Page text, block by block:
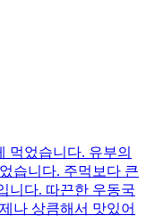
먹었습니다. 유부의
습니다. 주먹보다 큰
니다. 따끈한 우동국
나 상큼해서 맛있어